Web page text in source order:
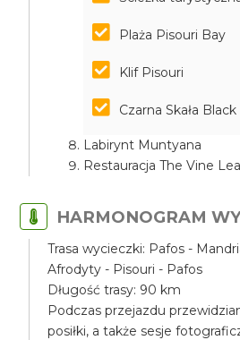
Plaża Pisouri Bay
Klif Pisouri
Czarna Skała
Labirynt Muntyana
Restauracja The Vine
HARMONOGRAM
Trasa wycieczki: Pafos -
Afrodyty - Pisouri - Pafos
Długość trasy: 90 km
Podczas przejazdu
posiłki, a także sesje